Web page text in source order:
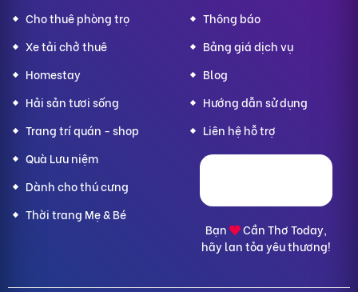
Cho thuê phòng trọ
Xe tải chở thuê
Homestay
Hải sản tươi sống
Trang trí quán - shop
Quà Lưu niệm
Dành cho thú cưng
Thời trang Mẹ & Bé
Thông báo
Bảng giá dịch vụ
Blog
Hướng dẫn sử dụng
Liên hệ hỗ trợ
Bạn
Cần Thơ Today,
hãy lan tỏa yêu thương!